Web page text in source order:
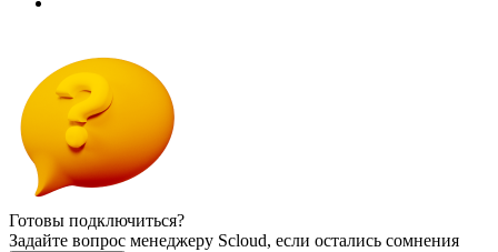
Готовы подключиться?
Задайте вопрос менеджеру Scloud, если остались сомнения